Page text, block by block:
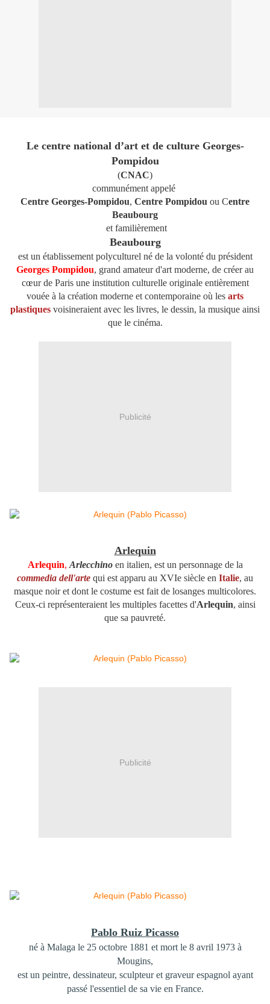
Le centre national d’art et de culture Georges-
Pompidou
(CNAC)
communément appelé
Centre Georges-Pompidou, Centre Pompidou ou Centre
Beaubourg
et familièrement
Beaubourg
est un établissement polyculturel né de la volonté du président
Georges Pompidou, grand amateur d'art moderne, de créer au
cœur de Paris une institution culturelle originale entièrement
vouée à la création moderne et contemporaine où les arts
plastiques voisineraient avec les livres, le dessin, la musique ainsi
que le cinéma.
Publicité
Arlequin
Arlequin, Arlecchinoen italien, est un personnage de la
commedia dell'arte qui est apparu au XVIe siècle en Italie, au
masque noir et dont le costume est fait de losanges multicolores.
Ceux-ci représenteraient les multiples facettes d'Arlequin, ainsi
que sa pauvreté.
Publicité
Pablo Ruiz Picasso
né à Malaga le 25 octobre 1881 et mort le 8 avril 1973 à
Mougins,
est un peintre, dessinateur, sculpteur et graveur espagnol ayant
passé l'essentiel de sa vie en France.